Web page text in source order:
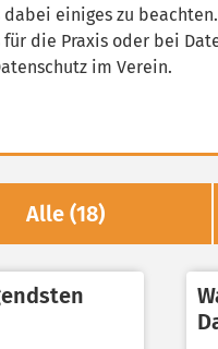
dabei einiges zu
die Praxis oder bei
im Verein.
Alle (18)